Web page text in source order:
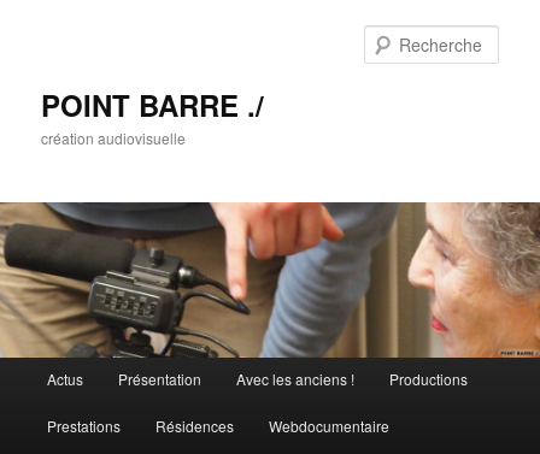
POINT BARRE ./
création audiovisuelle
Aller au contenu principal
Aller au contenu secondaire
Actus Présentation Avec les anciens ! Productions
Prestations Résidences Webdocumentaire